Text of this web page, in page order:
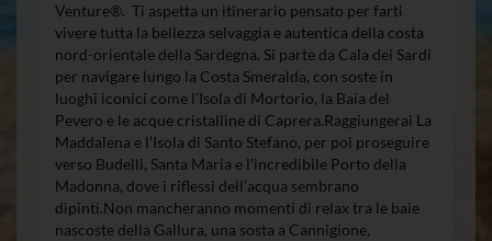
Venture®. Ti aspetta un itinerario pensato per farti
vivere tutta la bellezza selvaggia e autentica della costa
nord-orientale della Sardegna. Si parte da Cala dei Sardi
per navigare lungo la Costa Smeralda, con soste in
luoghi iconici come l’Isola di Mortorio, la Baia del
Pevero e le acque cristalline di Caprera.Raggiungerai La
Maddalena e l’Isola di Santo Stefano, per poi proseguire
verso Budelli, Santa Maria e l’incredibile Porto della
Madonna, dove i riflessi dell’acqua sembrano
dipinti.Non mancheranno momenti di relax tra le baie
nascoste della Gallura, una sosta a Cannigione,